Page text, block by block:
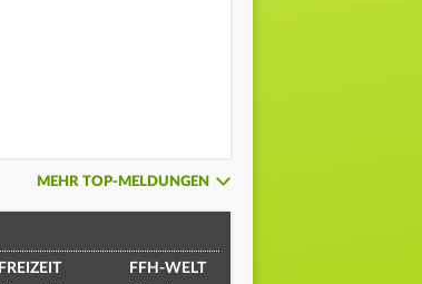
MEHR TOP-MELDUNGEN
FREIZEIT FFH-WELT